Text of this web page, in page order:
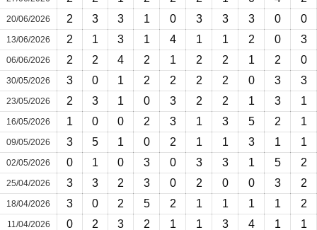
20/06/2026 2 3 3 1 0 3 3 3 0 0
13/06/2026 2 1 3 1 4 1 1 2 0 3
06/06/2026 2 2 4 2 1 2 2 1 2 0
30/05/2026 3 0 1 2 2 2 2 0 3 3
23/05/2026 2 3 1 0 3 2 2 1 3 1
16/05/2026 1 0 0 2 3 1 3 5 2 1
09/05/2026 3 5 1 0 2 1 1 3 1 1
02/05/2026 0 1 0 3 0 3 3 1 5 2
25/04/2026 3 3 2 3 0 2 0 0 3 2
18/04/2026 3 0 2 5 2 1 1 1 1 2
11/04/2026 0 2 3 2 1 1 3 4 1 1